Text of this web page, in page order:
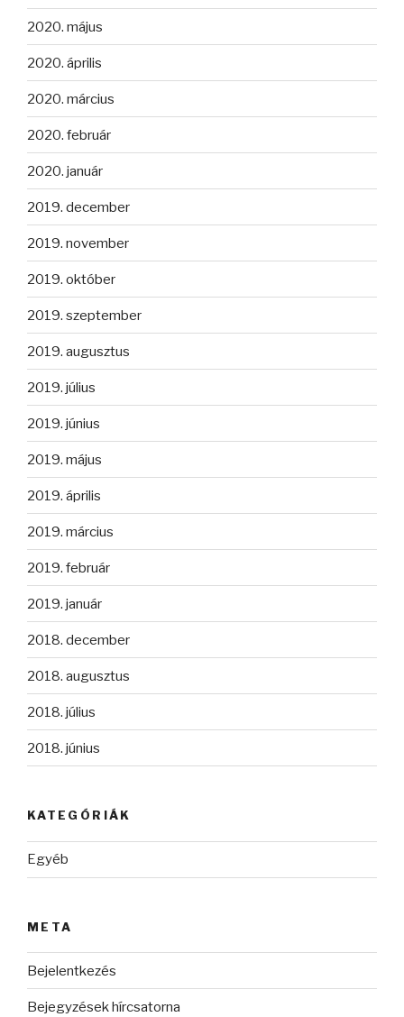
2020. május
2020. április
2020. március
2020. február
2020. január
2019. december
2019. november
2019. október
2019. szeptember
2019. augusztus
2019. július
2019. június
2019. május
2019. április
2019. március
2019. február
2019. január
2018. december
2018. augusztus
2018. július
2018. június
KATEGÓRIÁK
Egyéb
META
Bejelentkezés
Bejegyzések hírcsatorna